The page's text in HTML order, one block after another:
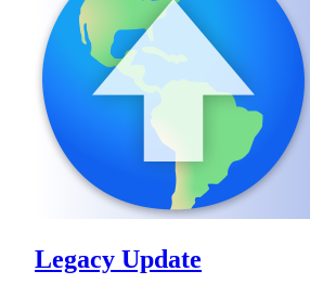
Legacy Update